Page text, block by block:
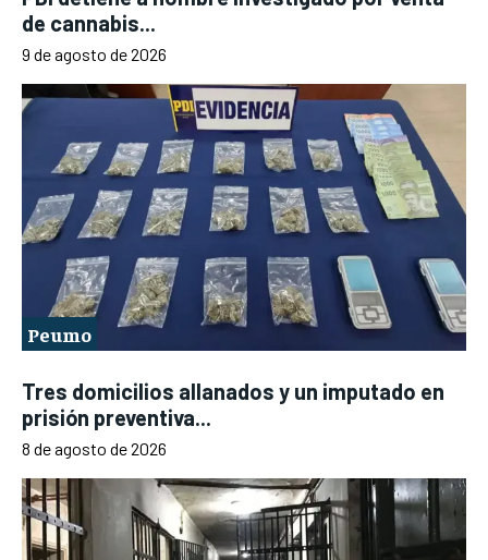
de cannabis...
9 de agosto de 2026
Peumo
Tres domicilios allanados y un imputado en
prisión preventiva...
8 de agosto de 2026